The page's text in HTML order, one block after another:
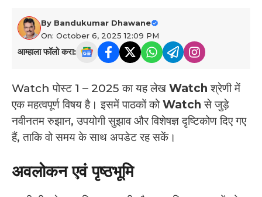
By Bandukumar Dhawane
On: October 6, 2025 12:09 PM
आम्हाला फॉलो करा:
Watch पोस्ट 1 – 2025 का यह लेख Watch श्रेणी में
एक महत्वपूर्ण विषय है। इसमें पाठकों कोWatch से जुड़े
नवीनतम रुझान, उपयोगी सुझाव और विशेषज्ञ दृष्टिकोण दिए गए
हैं, ताकि वो समय के साथ अपडेट रह सकें।
अवलोकन एवं पृष्‍ठभूमि